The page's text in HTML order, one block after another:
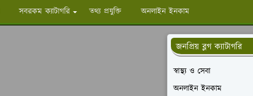
সবরকম ক্যাটাগরি তথ্য প্রযুক্তি অনলাইন ইনকাম
জনপ্রিয় ব্লগ ক্যাটাগরি
স্বাস্থ্য ও সেবা
অনলাইন ইনকাম